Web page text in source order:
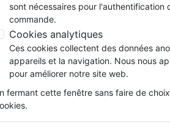
Testaments
Darby
Couple
Latino, Folk
Soul
animés
conférences
à son service - Gérer le stress
Blessé à son
Marjory F.
RéférenceMB3336
sont nécessaires pour l'authentification
commande.
Cookies analytiques
Ces cookies collectent des données
appareils et la navigation. Nous nous
pour améliorer notre site web.
fermant cette fenêtre sans faire de